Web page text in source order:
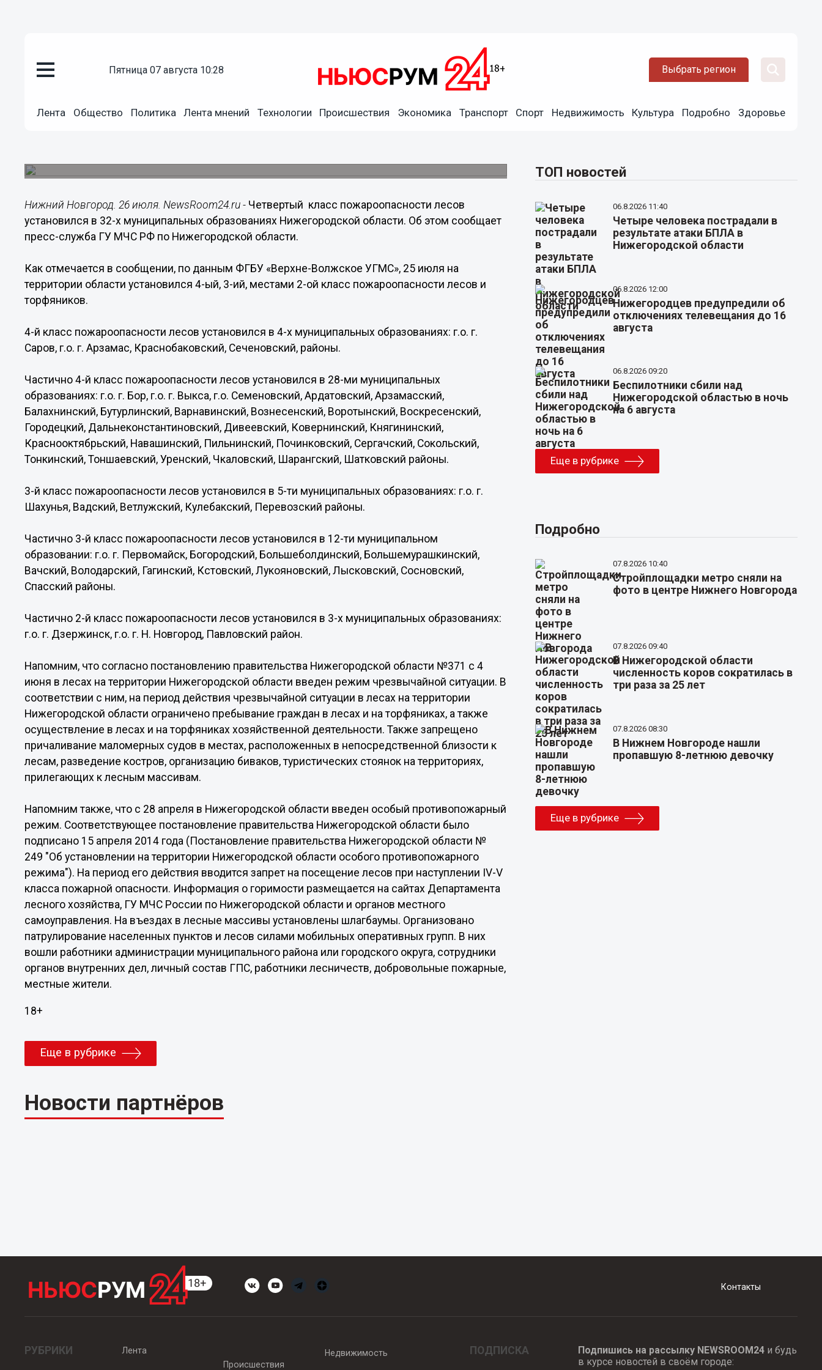
пятница 07 августа 10:28 Выбрать регион
Лента Общество Политика Лента мнений Технологии Происшествия Экономика Транспорт Спорт Недвижимость Культура Подробно Здоровье
Происшествия
Четвертый класс пожароопасности лесов установился в 32-
Нижний Новгород. 26 июля. NewsRoom24.ru - Четвертый класс пожароопасности лесов
установился в 32-х муниципальных образованиях Нижегородской области. Об этом сообщает
пресс-служба ГУ МЧС РФ по Нижегородской области.
Как отмечается в сообщении, по данным ФГБУ «Верхне-Волжское УГМС», 25 июля на
территории области установился 4-ый, 3-ий, местами 2-ой класс пожароопасности лесов и
торфяников.
4-й класс пожароопасности лесов установился в 4-х муниципальных образованиях: г.о. г.
Саров, г.о. г. Арзамас, Краснобаковский, Сеченовский, районы.
Частично 4-й класс пожароопасности лесов установился в 28-ми муниципальных
образованиях: г.о. г. Бор, г.о. г. Выкса, г.о. Семеновский, Ардатовский, Арзамасский,
Балахнинский, Бутурлинский, Варнавинский, Вознесенский, Воротынский, Воскресенский,
Городецкий, Дальнеконстантиновский, Дивеевский, Ковернинский, Княгининский,
Краснооктябрьский, Навашинский, Пильнинский, Починковский, Сергачский, Сокольский,
Тонкинский, Тоншаевский, Уренский, Чкаловский, Шарангский, Шатковский районы.
3-й класс пожароопасности лесов установился в 5-ти муниципальных образованиях: г.о. г.
Шахунья, Вадский, Ветлужский, Кулебакский, Перевозский районы.
Частично 3-й класс пожароопасности лесов установился в 12-ти муниципальном
образовании: г.о. г. Первомайск, Богородский, Большеболдинский, Большемурашкинский,
Вачский, Володарский, Гагинский, Кстовский, Лукояновский, Лысковский, Сосновский,
Спасский районы.
Частично 2-й класс пожароопасности лесов установился в 3-х муниципальных образованиях:
г.о. г. Дзержинск, г.о. г. Н. Новгород, Павловский район.
Напомним, что согласно постановлению правительства Нижегородской области №371 с 4
июня в лесах на территории Нижегородской области введен режим чрезвычайной ситуации. В
соответствии с ним, на период действия чрезвычайной ситуации в лесах на территории
Нижегородской области ограничено пребывание граждан в лесах и на торфяниках, а также
осуществление в лесах и на торфяниках хозяйственной деятельности. Также запрещено
причаливание маломерных судов в местах, расположенных в непосредственной близости к
лесам, разведение костров, организацию биваков, туристических стоянок на территориях,
прилегающих к лесным массивам.
Напомним также, что с 28 апреля в Нижегородской области введен особый противопожарный
режим. Соответствующее постановление правительства Нижегородской области было
подписано 15 апреля 2014 года (Постановление правительства Нижегородской области №
249 "Об установлении на территории Нижегородской области особого противопожарного
режима"). На период его действия вводится запрет на посещение лесов при наступлении IV-V
класса пожарной опасности. Информация о горимости размещается на сайтах Департамента
лесного хозяйства, ГУ МЧС России по Нижегородской области и органов местного
самоуправления. На въездах в лесные массивы установлены шлагбаумы. Организовано
патрулирование населенных пунктов и лесов силами мобильных оперативных групп. В них
вошли работники администрации муниципального района или городского округа, сотрудники
органов внутренних дел, личный состав ГПС, работники лесничеств, добровольные пожарные,
местные жители.
18+
Еще в рубрике
Новости партнёров
ТОП новостей
06.8.2026 11:40
Четыре человека пострадали в
результате атаки БПЛА в
Нижегородской области
06.8.2026 12:00
Нижегородцев предупредили об
отключениях телевещания до 16
августа
06.8.2026 09:20
Беспилотники сбили над
Нижегородской областью в ночь
на 6 августа
Еще в рубрике
Подробно
07.8.2026 10:40
Стройплощадки метро сняли на
фото в центре Нижнего Новгорода
07.8.2026 09:40
В Нижегородской области
численность коров сократилась в
три раза за 25 лет
07.8.2026 08:30
В Нижнем Новгороде нашли
пропавшую 8-летнюю девочку
Еще в рубрике
Контакты
РУБРИКИ
Лента
Происшествия
Недвижимость ПОДПИСКА Подпишись на рассылку NEWSROOM24и будь
в курсе новостей в своём городе: